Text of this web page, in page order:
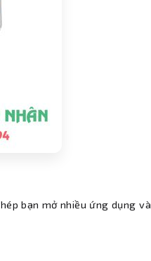
bạn mở nhiều ứng dụng và